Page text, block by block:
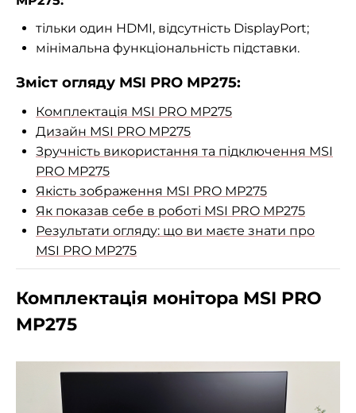
тільки один HDMI, відсутність DisplayPort;
мінімальна функціональність підставки.
Зміст огляду MSI PRO MP275:
Комплектація MSI PRO MP275
Дизайн MSI PRO MP275
Зручність використання та підключення MSI
PRO MP275
Якість зображення MSI PRO MP275
Як показав себе в роботі MSI PRO MP275
Результати огляду: що ви маєте знати про
MSI PRO MP275
Комплектація монітора MSI PRO
MP275